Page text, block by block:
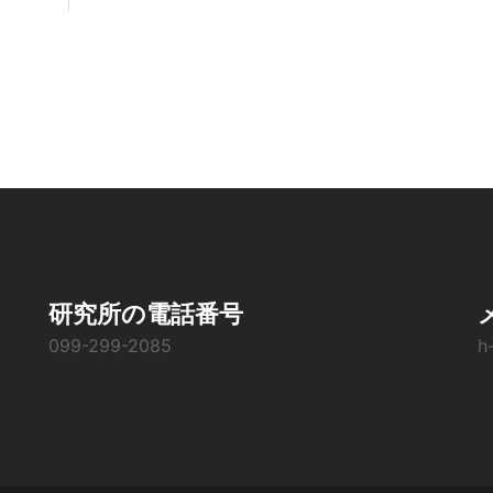
研究所の電話番号
099-299-2085